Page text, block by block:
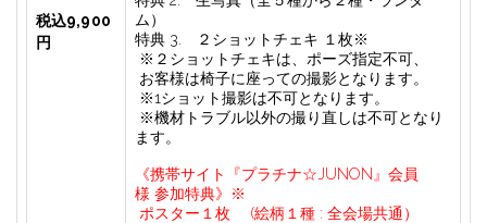
税込9,900
円
ム）
特典 3. ２ショットチェキ １枚※
※２ショットチェキは、ポーズ指定不可、
お客様は椅子に座っての撮影となります。
※1ショット撮影は不可となります。
※機材トラブル以外の撮り直しは不可となり
ます。
《携帯サイト『プラチナ☆JUNON 』会員
様 参加特典》※
ポスター１枚
(絵柄１種 : 全会場共通）